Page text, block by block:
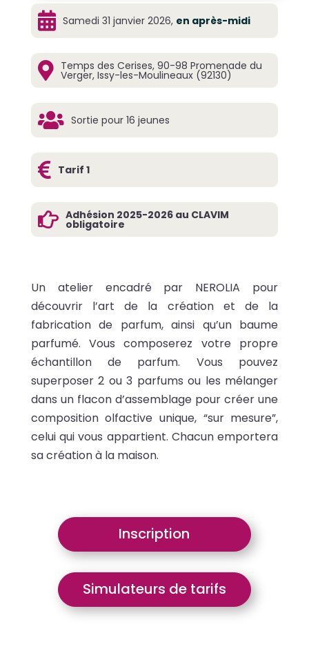
 Samedi 31 janvier 2026, en après-midi
 Temps des Cerises, 90-98 Promenade du
Verger, Issy-les-Moulineaux (92130)
 Sortie pour 16 jeunes
 Tarif 1
 Adhésion 2025-2026 au CLAVIM
obligatoire
Un atelier encadré par NEROLIA pour
découvrir l’art de la création et de la
fabrication de parfum, ainsi qu’un baume
parfumé. Vous composerez votre propre
échantillon de parfum. Vous pouvez
superposer 2 ou 3 parfums ou les mélanger
dans un flacon d’assemblage pour créer une
composition olfactive unique, “sur mesure”,
celui qui vous appartient. Chacun emportera
sa création à la maison.
Inscription
Simulateurs de tarifs